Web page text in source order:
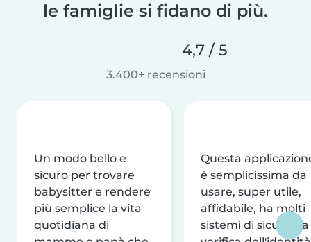
le famiglie si fidano di più.
4,7 / 5
3.400+ recensioni
Un modo bello e
sicuro per trovare
babysitter e rendere
più semplice la vita
quotidiana di
Questa
è semplicissima da
usare, super utile,
affidabile, ha molti
sistemi di sicurezza